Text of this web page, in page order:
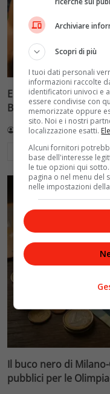
Europei di atletica
Battocletti guidano la
Redazione VelvetMAG 9
Leggi di più
Il buco nero di
pubblici per le
Archiviare
Scopri di più
I tuoi dati personali
informazioni raccolte
identificatori univoci e
essere condivise con
memorizzate oppure
sito. Noi e i nostri
localizzazione esatti.
Alcuni fornitori
base dell'interesse
le tue opzioni qui
pagina o nel menu del
nelle impostazioni